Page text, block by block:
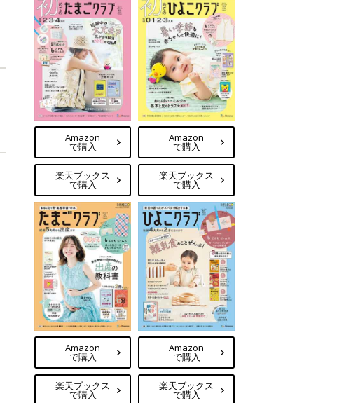
Amazon
で購入
楽天ブックス
で購入
Amazon
で購入
楽天ブックス
で購入
Amazon
で購入
楽天ブックス
で購入
Amazon
で購入
楽天ブックス
で購入